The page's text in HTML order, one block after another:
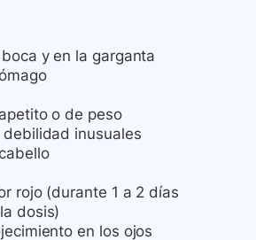
y en la garganta
o de peso
debilidad inusuales
rojo (durante 1 a 2 días
dosis)
en los ojos